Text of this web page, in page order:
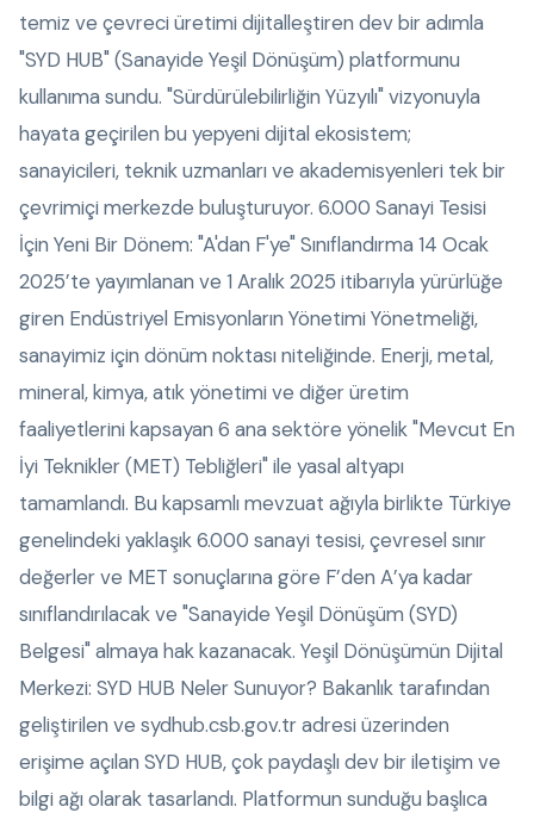
temiz ve çevreci üretimi dijitalleştiren dev bir adımla
"SYD HUB" (Sanayide Yeşil Dönüşüm) platformunu
kullanıma sundu. "Sürdürülebilirliğin Yüzyılı" vizyonuyla
hayata geçirilen bu yepyeni dijital ekosistem;
sanayicileri, teknik uzmanları ve akademisyenleri tek bir
çevrimiçi merkezde buluşturuyor. 6.000 Sanayi Tesisi
İçin Yeni Bir Dönem: "A'dan F'ye" Sınıflandırma 14 Ocak
2025’te yayımlanan ve 1 Aralık 2025 itibarıyla yürürlüğe
giren Endüstriyel Emisyonların Yönetimi Yönetmeliği,
sanayimiz için dönüm noktası niteliğinde. Enerji, metal,
mineral, kimya, atık yönetimi ve diğer üretim
faaliyetlerini kapsayan 6 ana sektöre yönelik "Mevcut En
İyi Teknikler (MET) Tebliğleri" ile yasal altyapı
tamamlandı. Bu kapsamlı mevzuat ağıyla birlikte Türkiye
genelindeki yaklaşık 6.000 sanayi tesisi, çevresel sınır
değerler ve MET sonuçlarına göre F’den A’ya kadar
sınıflandırılacak ve "Sanayide Yeşil Dönüşüm (SYD)
Belgesi" almaya hak kazanacak. Yeşil Dönüşümün Dijital
Merkezi: SYD HUB Neler Sunuyor? Bakanlık tarafından
geliştirilen ve sydhub.csb.gov.tr adresi üzerinden
erişime açılan SYD HUB, çok paydaşlı dev bir iletişim ve
bilgi ağı olarak tasarlandı. Platformun sunduğu başlıca